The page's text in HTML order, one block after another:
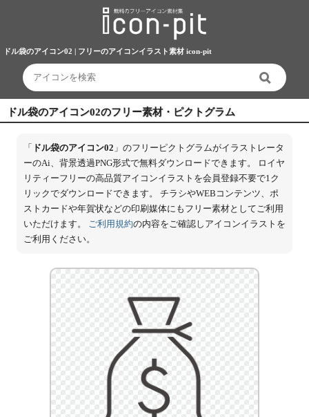
ドル袋のアイコン02 | フリーのアイコンイラスト素材 icon-pit
ドル袋のアイコン02のフリー素材・ピクトグラム
「 ドル袋のアイコン02 」のフリーピクトグラムがイラストレータ
ーのAi、背景透過PNG形式で無料ダウンロードできます。 ロイヤ
リティーフリーの高品質アイコンイラストを会員登録不要で1ク
リックでダウンロードできます。 チラシやWEBコンテンツ、ポ
ストカードや年賀状などの印刷媒体にもフリー素材としてご利用
いただけます。 ご利用規約の内容をご確認しアイコンイラストを
ご利用ください。